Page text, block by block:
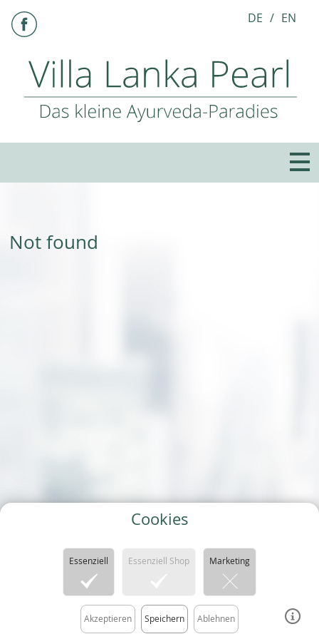
DE EN
Not found
Tripadvisor Impressum
Cookies
Essenziell Essenziell Shop Marketing
Akzeptieren Speichern Ablehnen